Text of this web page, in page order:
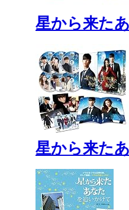
星から来た
星から来た